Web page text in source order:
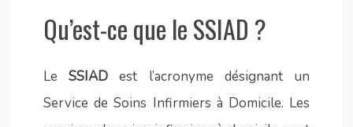
Qu’est-ce que le SSIAD ?
LeSSIAD est l’acronyme désignant un
Service de Soins Infirmiers à Domicile. Les